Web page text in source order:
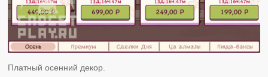
Платный осенний декор.